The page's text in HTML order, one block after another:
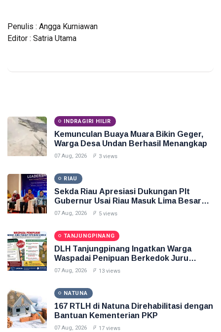
Penulis : Angga Kurniawan
Editor : Satria Utama
INDRAGIRI HILIR
Kemunculan Buaya Muara Bikin Geger,
Warga Desa Undan Berhasil Menangkap
07 Aug, 2026 3 views
RIAU
Sekda Riau Apresiasi Dukungan Plt
Gubernur Usai Riau Masuk Lima Besar
ADLG Awards 2026
07 Aug, 2026 5 views
TANJUNGPINANG
DLH Tanjungpinang Ingatkan Warga
Waspadai Penipuan Berkedok Juru
Pungut Retribusi Sampah
07 Aug, 2026 13 views
NATUNA
167 RTLH di Natuna Direhabilitasi dengan
Bantuan Kementerian PKP
07 Aug, 2026 17 views